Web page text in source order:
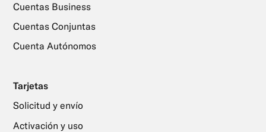
Cuentas Business
Cuentas Conjuntas
Cuenta Autónomos
Tarjetas
Solicitud y envío
Activación y uso